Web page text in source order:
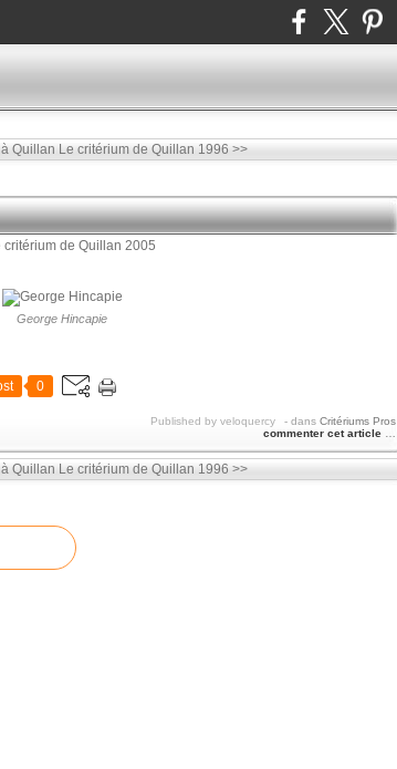
Quillan Le critérium de Quillan 1996 >>
George Hincapie
0
Published by veloquercy - dans Critériums Pros
commenter cet article
Quillan Le critérium de Quillan 1996 >>